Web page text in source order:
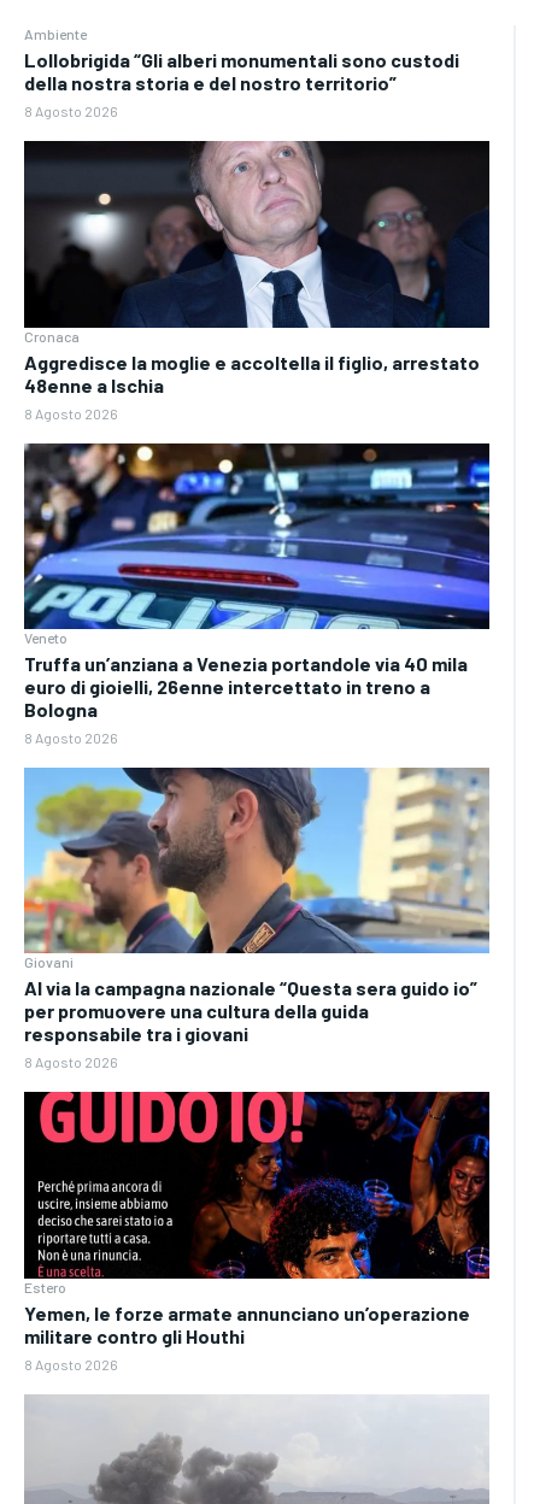
Ambiente
Lollobrigida “Gli alberi monumentali sono custodi
della nostra storia e del nostro territorio”
8 Agosto 2026
Cronaca
Aggredisce la moglie e accoltella il figlio, arrestato
48enne a Ischia
8 Agosto 2026
Veneto
Truffa un’anziana a Venezia portandole via 40 mila
euro di gioielli, 26enne intercettato in treno a
Bologna
8 Agosto 2026
Giovani
Al via la campagna nazionale “Questa sera guido io”
per promuovere una cultura della guida
responsabile tra i giovani
8 Agosto 2026
Estero
Yemen, le forze armate annunciano un’operazione
militare contro gli Houthi
8 Agosto 2026